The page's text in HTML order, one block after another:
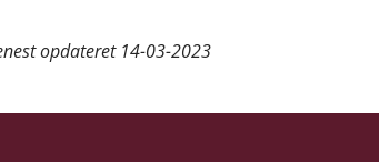
opdateret 14-03-2023